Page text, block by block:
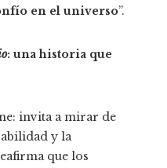
en el universo”.
: una historia que
invita a mirar de
y la
que los